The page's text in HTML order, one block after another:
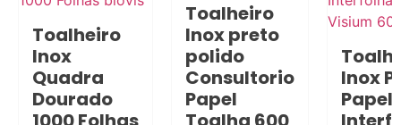
Toalheiro
Inox
Quadra
Dourado
Toalheiro
Inox preto
polido
Consultorio
Papel
Inox
Papel